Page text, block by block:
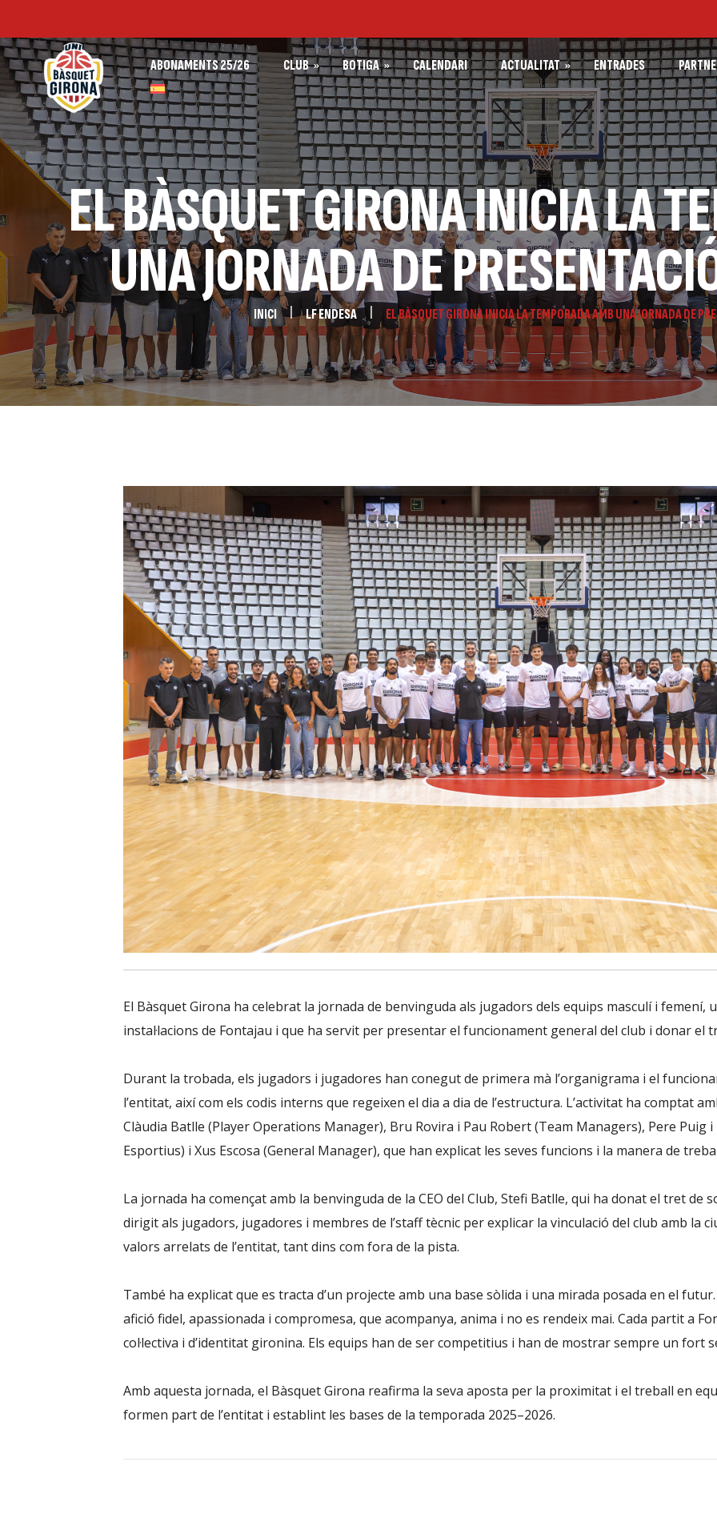
ABONAMENTS 25/26 CLUB
PRIMER EQUIP SPAR GIRONA
PRIMER EQUIP BÀSQUET GIRONA
FUNDACIÓ BÀSQUET GIRONA
INSTAL·LACIONS
BOTIGA
BOTIGA UNI GIRONA
BOTIGA BÀSQUET GIRONA
CALENDARI ACTUALITAT
ACTUALITAT SPAR GIRONA
ACTUALITAT BÀSQUET GIRONA
ACTUALITAT FUNDACIÓ BÀSQUET
GIRONA
ENTRADES
PATROCINADORS
PARTNERS
EL BÀSQUET GIRONA INICIA LA
UNA JORNADA DE
INICI LF ENDESA EL BÀSQUET GIRONA INICIA LA TEMPORADA AMB UNA JORNADA DE
El Bàsquet Girona ha celebrat la jornada de benvinguda als jugadors dels equips masculí i femení,
instal·lacions de Fontajau i que ha servit per presentar el funcionament general del club i donar el
Durant la trobada, els jugadors i jugadores han conegut de primera mà l’organigrama i el
l’entitat, així com els codis interns que regeixen el dia a dia de l’estructura. L’activitat ha comptat
Clàudia Batlle (Player Operations Manager), Bru Rovira i Pau Robert (Team Managers), Pere Puig
Esportius) i Xus Escosa (General Manager), que han explicat les seves funcions i la manera de
La jornada ha començat amb la benvinguda de la CEO del Club, Stefi Batlle, qui ha donat el tret de
dirigit als jugadors, jugadores i membres de l’staff tècnic per explicar la vinculació del club amb la
valors arrelats de l’entitat, tant dins com fora de la pista.
També ha explicat que es tracta d’un projecte amb una base sòlida i una mirada posada en el
afició fidel, apassionada i compromesa, que acompanya, anima i no es rendeix mai. Cada partit a
col·lectiva i d’identitat gironina. Els equips han de ser competitius i han de mostrar sempre un fort
Amb aquesta jornada, el Bàsquet Girona reafirma la seva aposta per la proximitat i el treball en
formen part de l’entitat i establint les bases de la temporada 2025–2026.